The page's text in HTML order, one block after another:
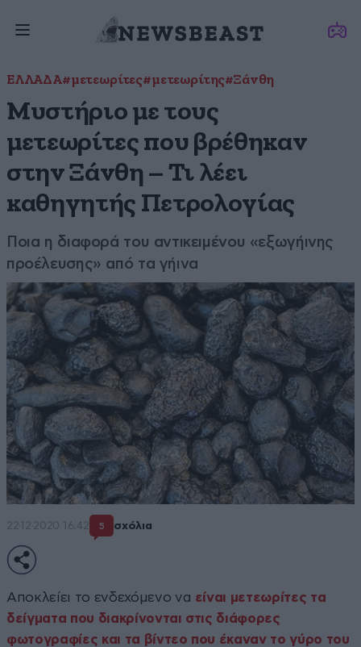
ΕΛΛΑΔΑ#μετεωρίτες#μετεωρίτης#Ξάνθη
Μυστήριο με τους
μετεωρίτες που βρέθηκαν
στην Ξάνθη – Τι λέει
καθηγητής Πετρολογίας
Ποια η διαφορά του αντικειμένου «εξωγήινης
προέλευσης» από τα γήινα
22·12·2020 16:42 5 σχόλια
Αποκλείει το ενδεχόμενο να είναι μετεωρίτες τα
δείγματα που διακρίνονται στις διάφορες
φωτογραφίες και τα βίντεο που έκαναν το γύρο του